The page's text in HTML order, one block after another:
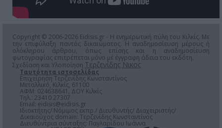
Copyright © 2006-2026 Eidisis.gr - Η ενημερωτική πύλη του Κιλκίς. Με
την επιφύλαξη παντός δικαιώματος. Η αναδημοσίευση μέρους ή
ολόκληρου άρθρου, όπως επίσης και η αναδημοσίευση
φωτογραφίας επιτρέπεται μόνο μέ έγγραφη άδεια του εκδότη.
Σχεδίαση και Υλοποίηση Τερζενίδης Νικος
Ταυτότητα ιστοσελίδας
Επιχείρηση Τερζενίδης Κωνσταντίνος
Μεταλλικό, Κιλκίς, 61100
ΑΦΜ: 024638641, ΔΟΥ Κιλκίς
Τηλ.: 23410 27307
Email: eidisis@eidisis.gr
Ιδιοκτήτης/ Νόμιμος εκπρ./ Διευθυντής/ Διαχειριστής/
Δικαιούχος domain: Τερζενίδης Κωνσταντίνος
Διευθύντρια σύνταξης: Παγλαρίδου Ιωάννα